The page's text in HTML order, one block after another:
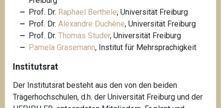
Prof. Dr. Raphael Berthele, Universität Freiburg
Prof. Dr. Alexandre Duchêne, Universität Freiburg
Prof. Dr. Thomas Studer, Universität Freiburg
Pamela Grasemann, Institut für Mehrsprachigkeit
Institutsrat
Der Institutsrat besteht aus den von den beiden
Trägerhochschulen, d.h. der Universität Freiburg und der